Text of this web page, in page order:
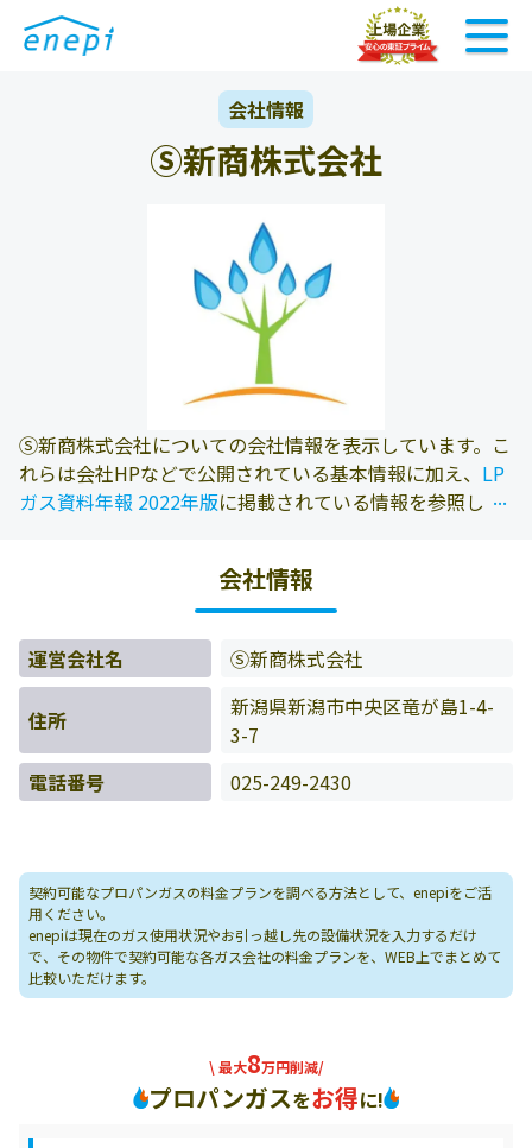
会社情報
Ⓢ新商株式会社
Ⓢ新商株式会社についての会社情報を表示しています。こ
れらは会社HPなどで公開されている基本情報に加え、 LP
ガス資料年報 2022年版に掲載されている情報を参照して...
...
会社情報
運営会社名 Ⓢ新商株式会社
住所
新潟県新潟市中央区竜が島1-4-
3-7
電話番号
025-249-2430
契約可能なプロパンガスの料金プランを調べる方法として、enepiをご活
用ください。
enepiは現在のガス使用状況やお引っ越し先の設備状況を入力するだけ
で、その物件で契約可能な各ガス会社の料金プランを、WEB上でまとめて
比較いただけます。
\ 最大8万円削減/
プロパンガスをお得に!